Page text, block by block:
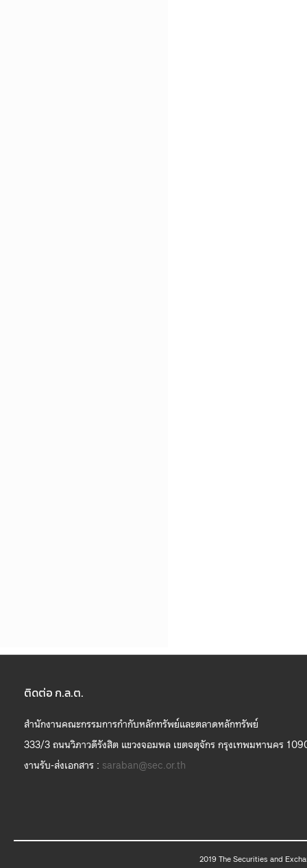
ติดต่อ ก.ล.ต.
สำนักงานคณะกรรมการกำกับหลักทรัพย์และตลาดหลักทรัพย์
333/3 ถนนวิภาวดีรังสิต แขวงจอมพล เขตจตุจักร กรุงเทพมหานคร
งานรับ-ส่งเอกสาร : saraban@sec.or.th
2019